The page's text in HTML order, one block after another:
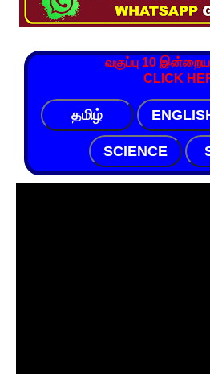
வகுப்பு 10
CLICK
தமிழ்
SCIENCE